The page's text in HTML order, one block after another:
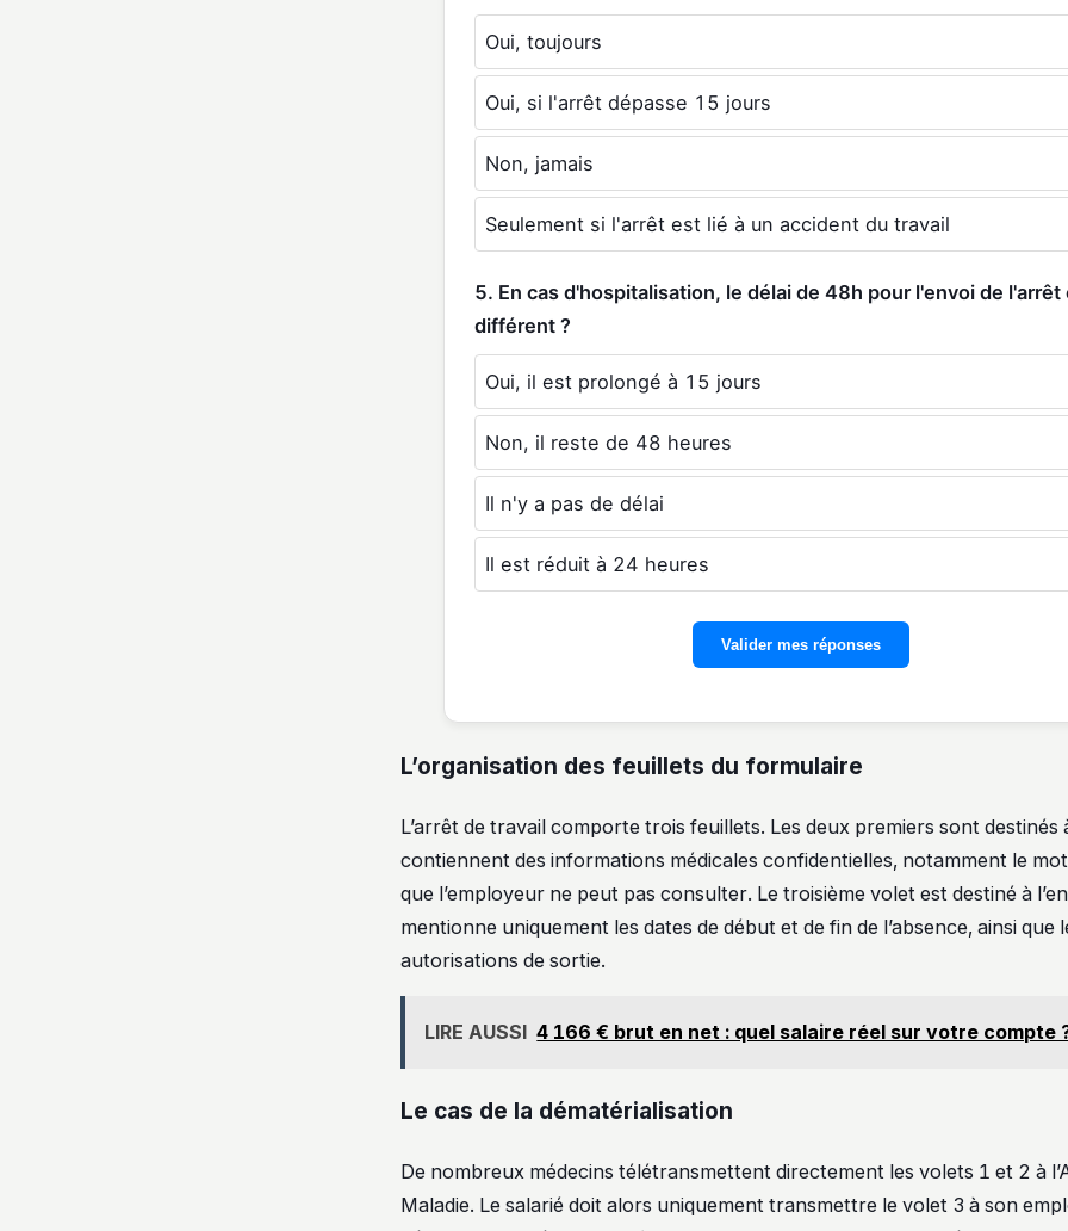
Oui, toujours
Oui, si l'arrêt dépasse 15 jours
Non, jamais
Seulement si l'arrêt est lié à un accident du travail
5. En cas d'hospitalisation, le délai de 48h pour l'envoi de
différent ?
Oui, il est prolongé à 15 jours
Non, il reste de 48 heures
Il n'y a pas de délai
Il est réduit à 24 heures
Valider mes réponses
L’organisation des feuillets du formulaire
L’arrêt de travail comporte trois feuillets. Les deux premiers sont destinés
contiennent des informations médicales confidentielles, notamment le
que l’employeur ne peut pas consulter. Le troisième volet est destiné à
mentionne uniquement les dates de début et de fin de l’absence, ainsi que
autorisations de sortie.
LIRE AUSSI 4 166 € brut en net : quel salaire réel sur votre compte
Le cas de la dématérialisation
De nombreux médecins télétransmettent directement les volets 1 et 2 à
Maladie. Le salarié doit alors uniquement transmettre le volet 3 à son